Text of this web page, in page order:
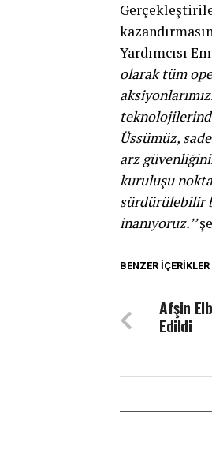
Yardımcısı
olarak tüm
Üssümüz,
arz
kuruluşu
sürdürülebilir
inanıyoruz.’’
BENZER İÇERIKLER
Afşin
Edildi